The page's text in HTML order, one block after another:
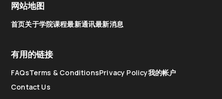
网站地图
首页关于学院课程最新通讯最新消息
有用的链接
FAQsTerms & ConditionsPrivacy Policy我的帐户
Contact Us